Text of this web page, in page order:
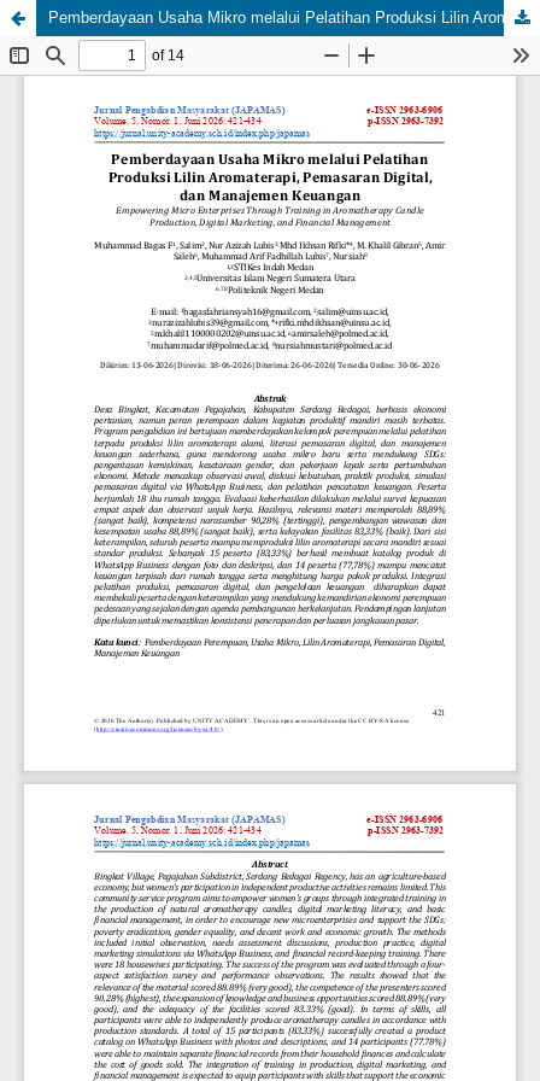
Pemberdayaan Usaha Mikro melalui Pelatihan Produksi Lilin Aromaterapi, Pemasaran Digital, dan Manajemen Keuangan